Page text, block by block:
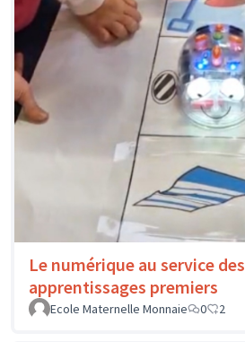
Le numérique au service des
apprentissages premiers
Ecole Maternelle Monnaie
0 2